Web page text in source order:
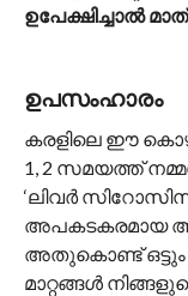
ഉപേക്ഷിച്ചാൽ
ഉപസംഹാരം
കരളിലെ ഈ
1, 2 സമയത്ത്
‘ലിവർ
അപകടകരമായ
അതുകൊണ്ട് ഒട്ടും
മാറ്റങ്ങൾ